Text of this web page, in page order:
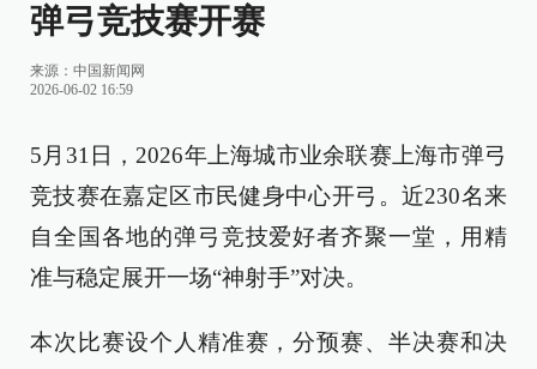
弹弓竞技赛开赛
来源： 中国新闻网
2026-06-02 16:59
5月31日，2026年上海城市业余联赛上海市弹弓
竞技赛在嘉定区市民健身中心开弓。近230名来
自全国各地的弹弓竞技爱好者齐聚一堂，用精
准与稳定展开一场“神射手”对决。
本次比赛设个人精准赛，分预赛、半决赛和决